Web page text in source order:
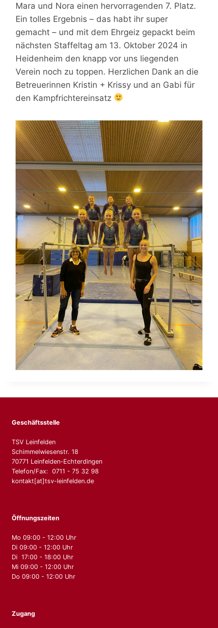
Mara und Nora einen hervorragenden 7. Platz.
Ein tolles Ergebnis – das habt ihr super
gemacht – und mit dem Ehrgeiz gepackt beim
nächsten Staffeltag am 13. Oktober 2024 in
Heidenheim den knapp vor uns liegenden
Verein noch zu toppen. Herzlichen Dank an die
Betreuerinnen Kristin + Krissy und an Gabi für
den Kampfrichtereinsatz
Geschäftsstelle
TSV Leinfelden
Schimmelwiesenstr. 18
70771 Leinfelden-Echterdingen
Telefon/Fax: 0711 - 75 32 98
kontakt[at]tsv-leinfelden.de
Öffnungszeiten
Mo 09:00 - 12:00 Uhr
Di 09:00 - 12:00 Uhr
Di 17:00 - 18:00 Uhr
Mi 09:00 - 12:00 Uhr
Do 09:00 - 12:00 Uhr
Zugang